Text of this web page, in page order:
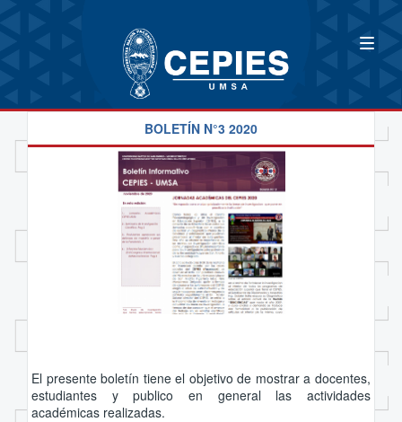
BOLETÍN N°3 2020
El presente boletín tiene el objetivo de mostrar a docentes,
estudiantes y publico en general las actividades
académicas realizadas.